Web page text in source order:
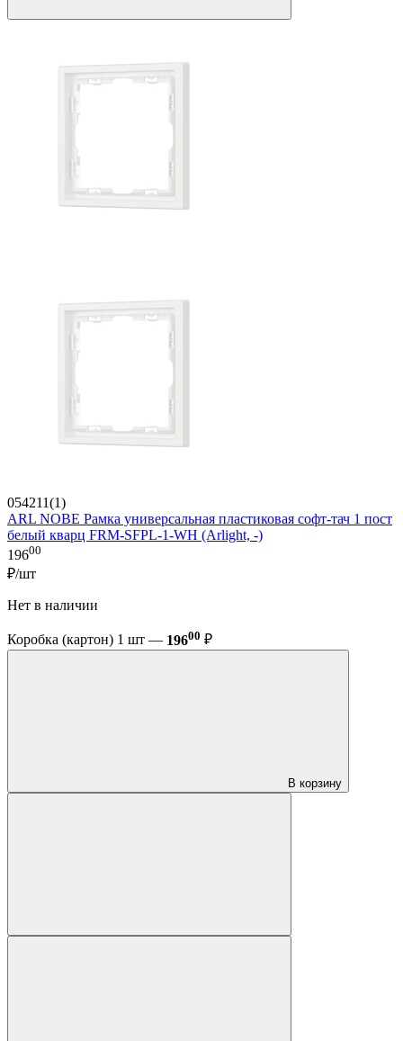
054211(1)
ARL NOBE Рамка универсальная пластиковая софт-тач 1 пост
белый кварц FRM-SFPL-1-WH (Arlight, -)
19600
₽/шт
Нет в наличии
Коробка (картон) 1 шт — 19600 ₽
В корзину